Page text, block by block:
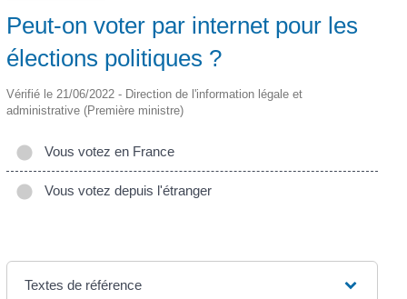
Peut-on voter par internet pour les
élections politiques ?
Vérifié le 21/06/2022 - Direction de l'information légale et
administrative (Première ministre)
Vous votez en France
Vous votez depuis l'étranger
Textes de référence